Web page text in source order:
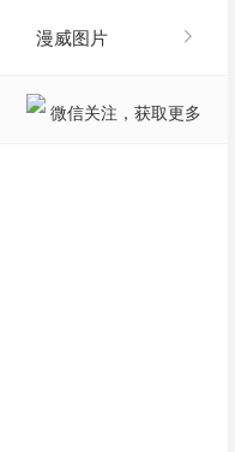
漫威图片
微信关注，获取更多